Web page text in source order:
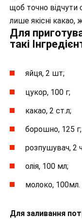
щоб точно відчути
лише якісні
Для
такі
яйця, 2 шт;
цукор, 100 г;
какао, 2 ст.л;
борошно, 125 г;
розпушувач, 2
олія, 100 мл;
молоко, 100мл.
Для заливання